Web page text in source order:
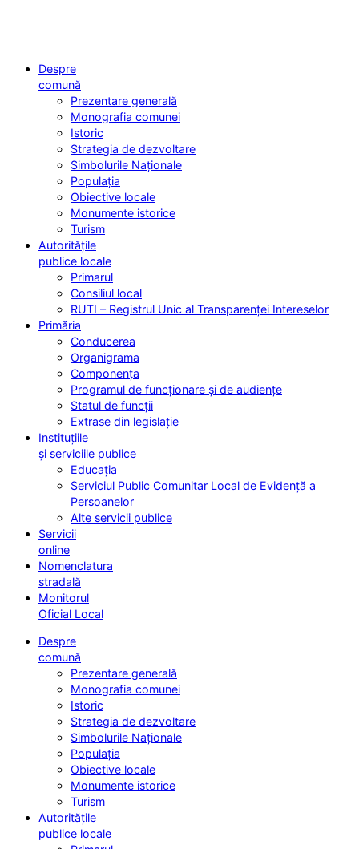
Despre
comună
Prezentare generală
Monografia comunei
Istoric
Strategia de dezvoltare
Simbolurile Naționale
Populația
Obiective locale
Monumente istorice
Turism
Autoritățile
publice locale
Primarul
Consiliul local
RUTI – Registrul Unic al Transparenței Intereselor
Primăria
Conducerea
Organigrama
Componența
Programul de funcționare și de audiențe
Statul de funcții
Extrase din legislație
Instituțiile
și serviciile publice
Educația
Serviciul Public Comunitar Local de Evidență a
Persoanelor
Alte servicii publice
Servicii
online
Nomenclatura
stradală
Monitorul
Oficial Local
Despre
comună
Prezentare generală
Monografia comunei
Istoric
Strategia de dezvoltare
Simbolurile Naționale
Populația
Obiective locale
Monumente istorice
Turism
Autoritățile
publice locale